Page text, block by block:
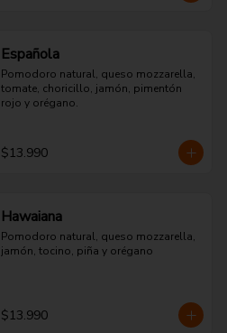
Española
Pomodoro natural, queso mozzarella,
tomate, choricillo, jamón, pimentón
rojo y orégano.
$13.990
Hawaiana
Pomodoro natural, queso mozzarella,
jamón, tocino, piña y orégano
$13.990